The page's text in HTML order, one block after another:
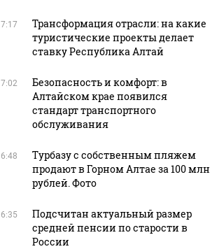
7:17
Трансформация отрасли: на какие
туристические проекты делает
ставку Республика Алтай
7:02
Безопасность и комфорт: в
Алтайском крае появился
стандарт транспортного
обслуживания
6:48
Турбазу с собственным пляжем
продают в Горном Алтае за 100 млн
рублей. Фото
6:35
Подсчитан актуальный размер
средней пенсии по старости в
России